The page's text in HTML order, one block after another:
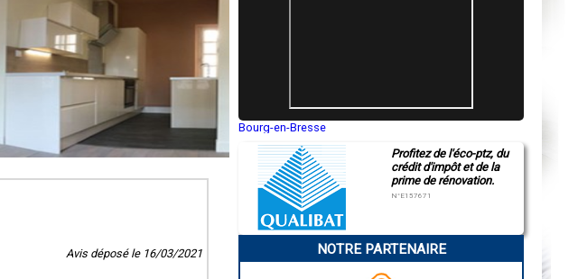
Avis déposé le 16/03/2021
Bourg-en-Bresse
Montluçon
Manosque
Gap
Charleville-Mézières
Pamiers
Narbonne
Profitez de l'éco-ptz, du
crédit d'impôt et de la
prime de rénovation.
N°E157671
NOTRE PARTENAIRE